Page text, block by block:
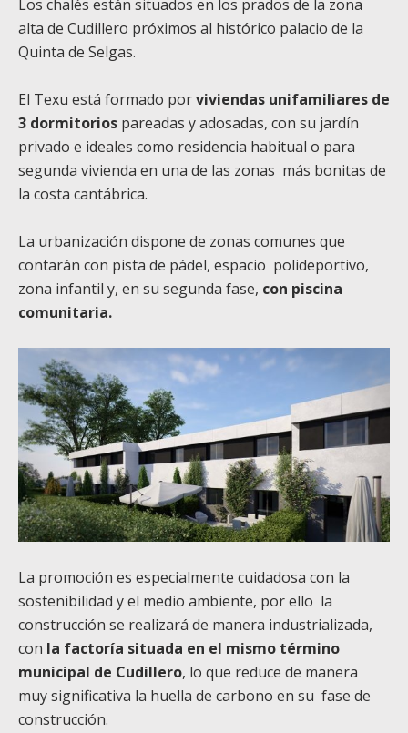
Los chalés están situados en los prados de la zona
alta de Cudillero próximos al histórico palacio de la
Quinta de Selgas.
El Texu está formado porviviendas unifamiliares de
3 dormitorios pareadas y adosadas, con su jardín
privado e ideales como residencia habitual o para
segunda vivienda en una de las zonas más bonitas de
la costa cantábrica.
La urbanización dispone de zonas comunes que
contarán con pista de pádel, espacio polideportivo,
zona infantil y, en su segunda fase, con piscina
comunitaria.
La promoción es especialmente cuidadosa con la
sostenibilidad y el medio ambiente, por ello la
construcción se realizará de manera industrializada,
con la factoría situada en el mismo término
municipal de Cudillero, lo que reduce de manera
muy significativa la huella de carbono en su fase de
construcción.